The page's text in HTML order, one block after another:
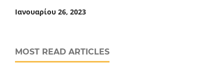
Ιανουαρίου 26, 2023
MOST READ ARTICLES